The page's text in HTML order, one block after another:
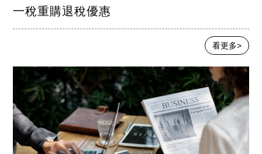
一稅重購退稅優惠
看更多>